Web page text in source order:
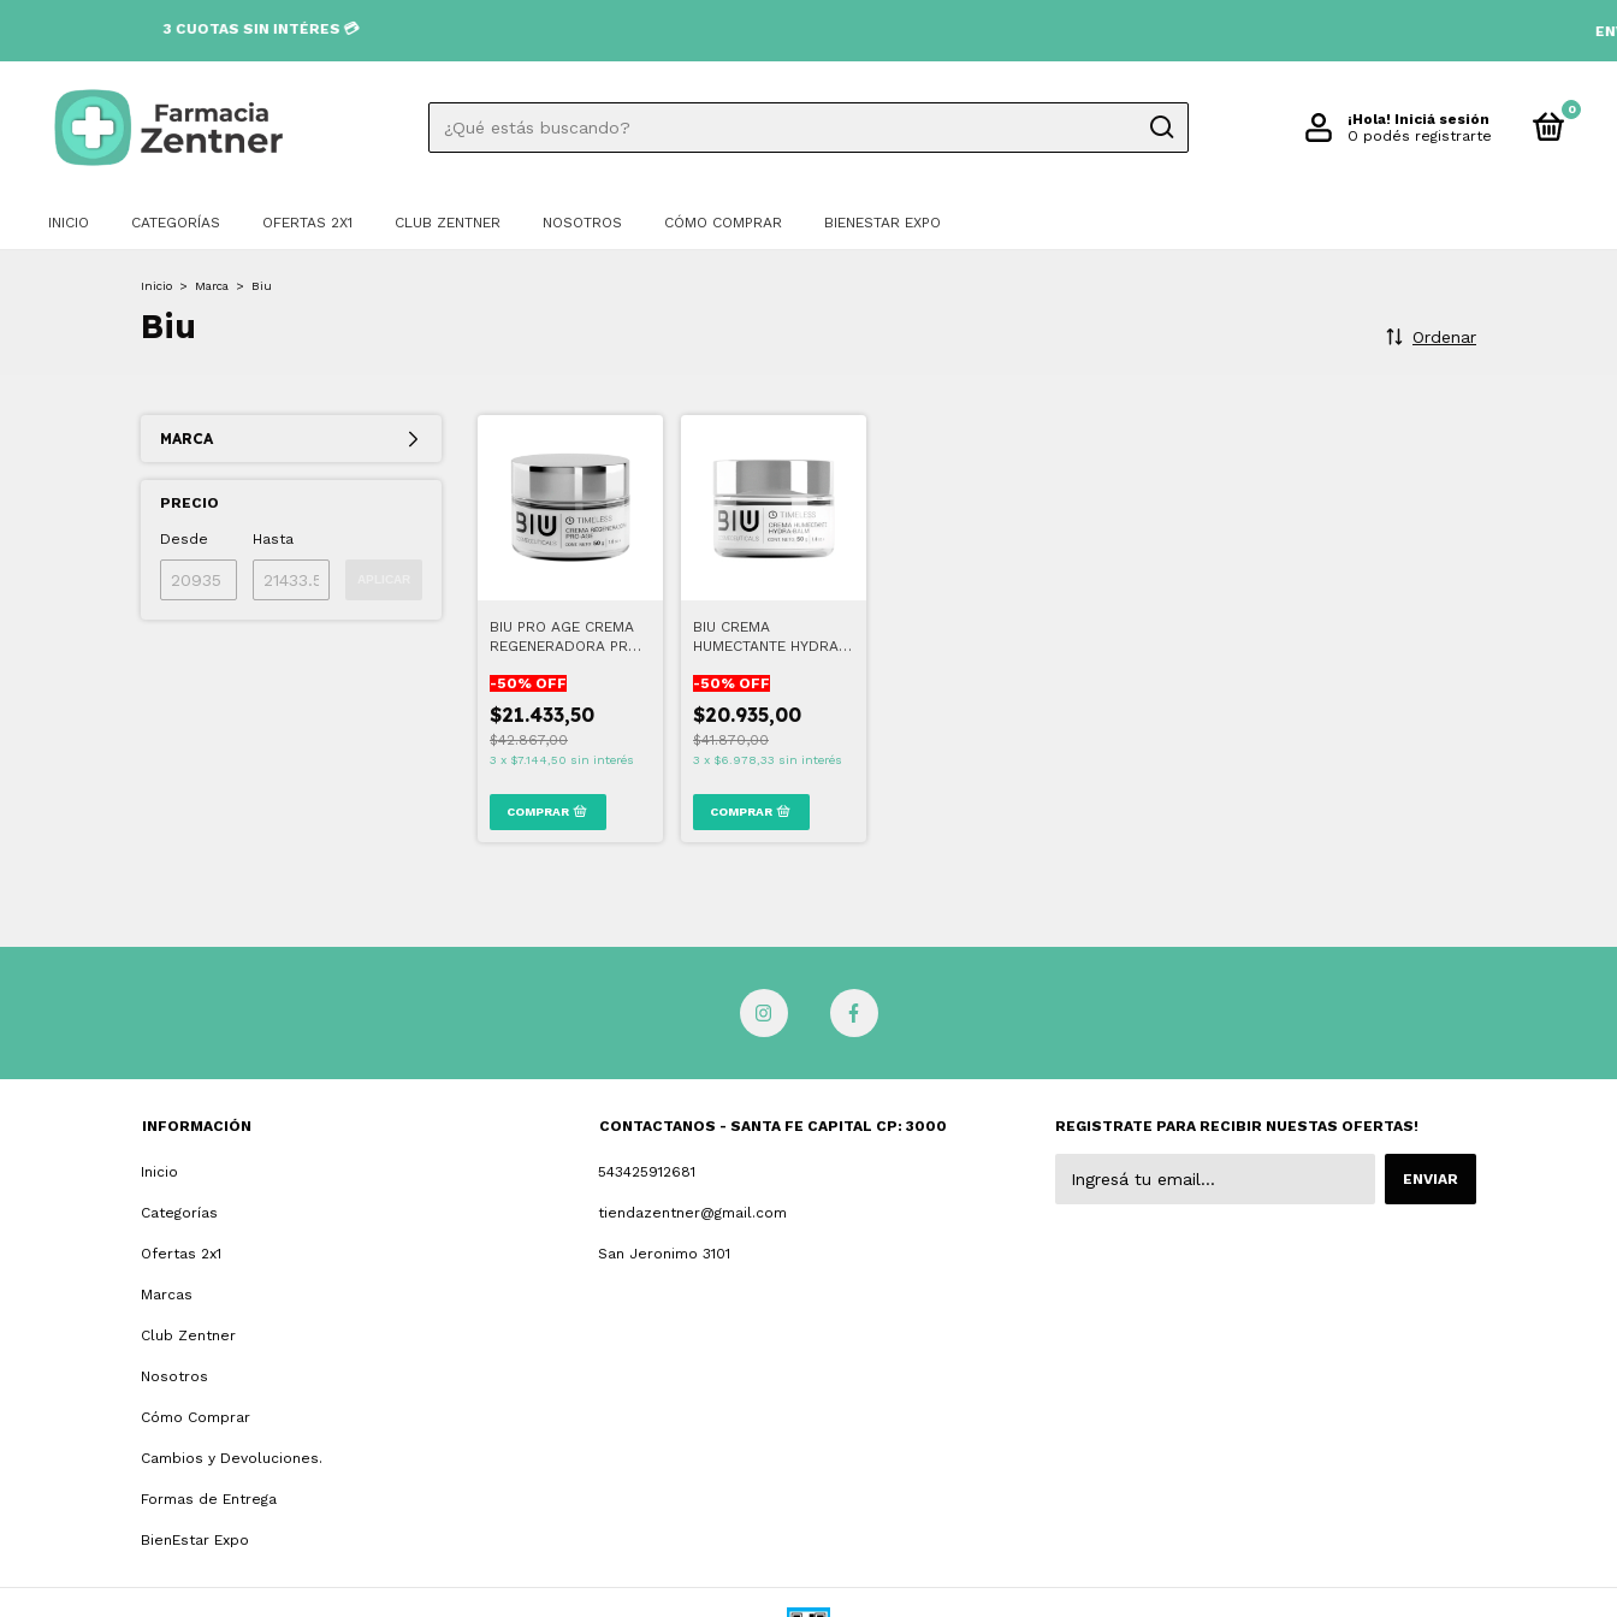
3 CUOTAS SIN INTÉRES 💳 ENVIO
¡Hola! Iniciá sesión
O podés registrarte
0
INICIO CATEGORÍAS OFERTAS 2X1 CLUB ZENTNER NOSOTROS CÓMO COMPRAR BIENESTAR EXPO
Inicio > Marca > Biu
Biu Ordenar
MARCA
PRECIO
Desde Hasta
BIU PRO AGE CREMA
REGENERADORA PRO-
-50% OFF
$21.433,50
$42.867,00
3 x $7.144,50 sin interés
BIU CREMA
HUMECTANTE HYDRA-
-50% OFF
$20.935,00
$41.870,00
3 x $6.978,33 sin interés
INFORMACIÓN
Inicio
Categorías
Ofertas 2x1
Marcas
Club Zentner
Nosotros
Cómo Comprar
Cambios y Devoluciones.
Formas de Entrega
BienEstar Expo
CONTACTANOS - SANTA FE CAPITAL CP: 3000
543425912681
tiendazentner@gmail.com
San Jeronimo 3101
REGISTRATE PARA RECIBIR NUESTAS OFERTAS!